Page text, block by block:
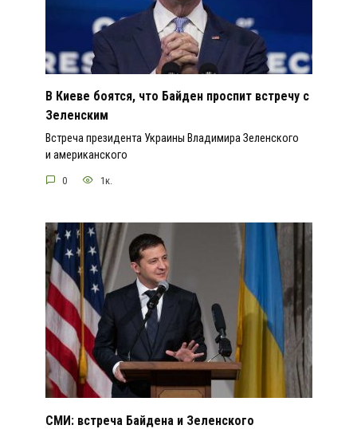
В Киеве боятся, что Байден проспит встречу с
Зеленским
Встреча президента Украины Владимира Зеленского
и американского
0 1к.
СМИ: встреча Байдена и Зеленского